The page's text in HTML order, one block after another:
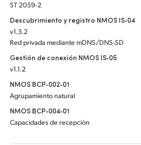
ST 2059‑2
Descubrimiento y registro NMOS IS‑04
v1.3.2
Red privada mediante mDNS/DNS-SD
Gestión de conexión NMOS IS‑05
v1.1.2
NMOS BCP‑002‑01
Agrupamiento natural
NMOS BCP‑004‑01
Capacidades de recepción